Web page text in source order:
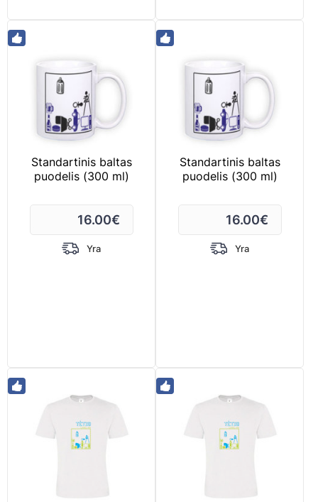
Standartinis baltas
puodelis (300 ml)
16.00€
Yra
Standartinis baltas
puodelis (300 ml)
16.00€
Yra